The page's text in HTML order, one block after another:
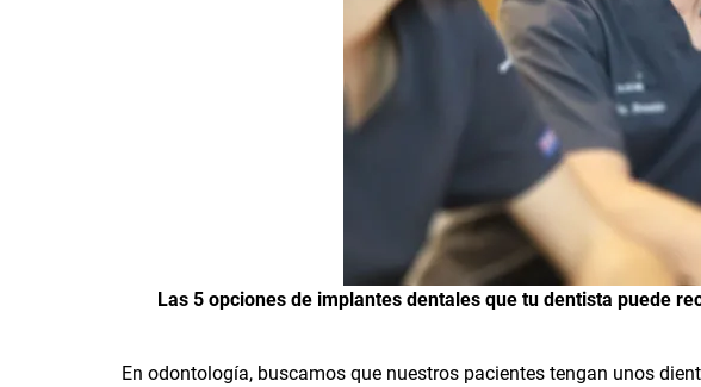
Las 5 opciones de implantes dentales que tu dentista puede
En odontología, buscamos que nuestros pacientes tengan unos